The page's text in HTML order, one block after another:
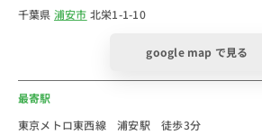
ます。お隣の葛西駅からたったの1駅
エリアをご利用でしたら、一番のおス
駅前にはスーパーの西友があり、ド
店も豊富で、生活には非常に便利な駅
ニーリゾート行きのバスがあり、ディ
千葉県 浦安市 北栄1-1-10
google map で見る
最寄駅
東京メトロ東西線 浦安駅 徒歩3分